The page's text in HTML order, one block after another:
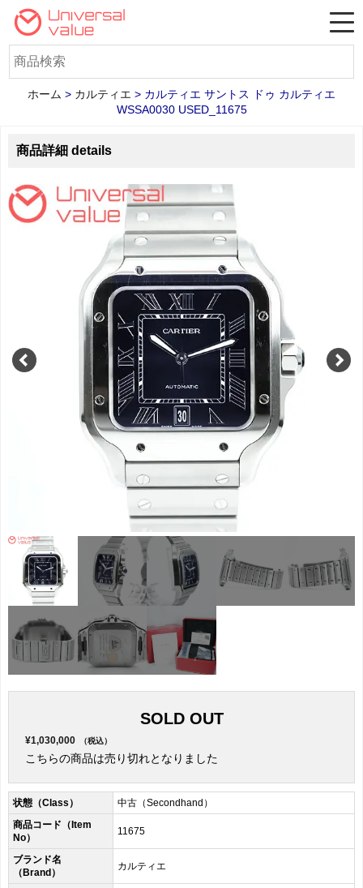
ホーム > カルティエ > カルティエ サントス ドゥ カルティエ
WSSA0030 USED_11675
商品詳細 details
SOLD OUT
¥1,030,000 （税込）
こちらの商品は売り切れとなりました
状態（Class）
中古（Secondhand）
商品コード（Item
No）
11675
ブランド名
（Brand）
カルティエ